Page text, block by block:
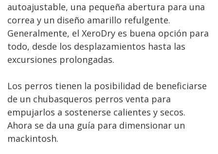
autoajustable, una pequeña abertura para una
correa y un diseño amarillo refulgente.
Generalmente, el XeroDry es buena opción para
todo, desde los desplazamientos hasta las
excursiones prolongadas.
Los perros tienen la posibilidad de beneficiarse
de un chubasqueros perros venta para
empujarlos a sostenerse calientes y secos.
Ahora se da una guía para dimensionar un
mackintosh.